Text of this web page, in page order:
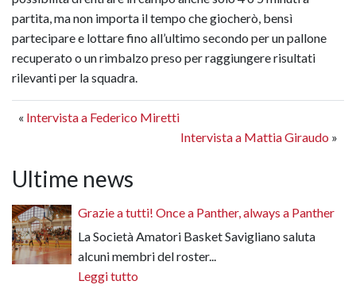
partita, ma non importa il tempo che giocherò, bensì
partecipare e lottare fino all’ultimo secondo per un pallone
recuperato o un rimbalzo preso per raggiungere risultati
rilevanti per la squadra.
« Intervista a Federico Miretti
Intervista a Mattia Giraudo »
Ultime news
Grazie a tutti! Once a Panther, always a Panther
La Società Amatori Basket Savigliano saluta
alcuni membri del roster...
Leggi tutto